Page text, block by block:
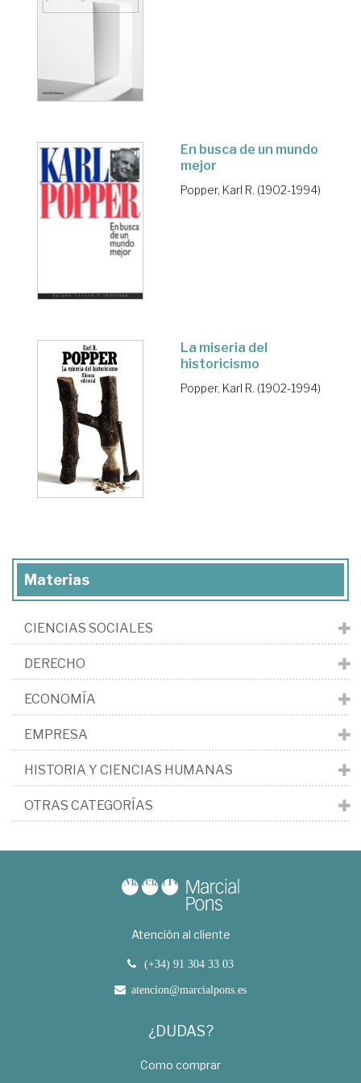
En busca de un mundo
mejor
Popper, Karl R. (1902-1994)
La miseria del
historicismo
Popper, Karl R. (1902-1994)
Materias
CIENCIAS SOCIALES
DERECHO
ECONOMÍA
EMPRESA
HISTORIA Y CIENCIAS HUMANAS
OTRAS CATEGORÍAS
Atención al cliente
(+34) 91 304 33 03
atencion@marcialpons.es
¿DUDAS?
Como comprar